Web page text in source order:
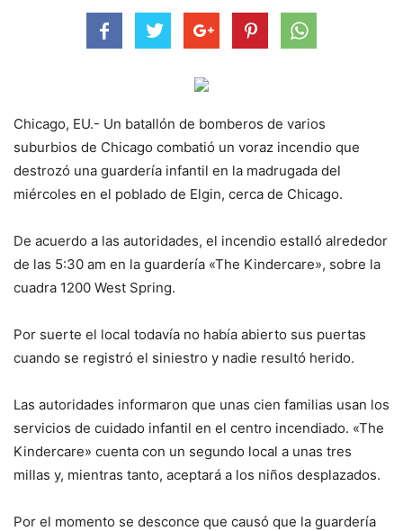
Chicago, EU.- Un batallón de bomberos de varios
suburbios de Chicago combatió un voraz incendio que
destrozó una guardería infantil en la madrugada del
miércoles en el poblado de Elgin, cerca de Chicago.
De acuerdo a las autoridades, el incendio estalló alrededor
de las 5:30 am en la guardería «The Kindercare», sobre la
cuadra 1200 West Spring.
Por suerte el local todavía no había abierto sus puertas
cuando se registró el siniestro y nadie resultó herido.
Las autoridades informaron que unas cien familias usan los
servicios de cuidado infantil en el centro incendiado. «The
Kindercare» cuenta con un segundo local a unas tres
millas y, mientras tanto, aceptará a los niños desplazados.
Por el momento se desconce que causó que la guardería